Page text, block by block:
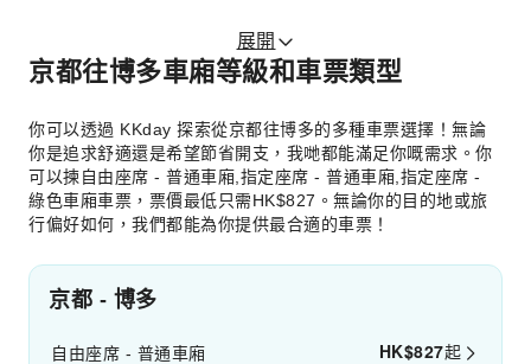
展開
京都往博多車廂等級和車票類型
你可以透過 KKday 探索從京都往博多的多種車票選擇！無論
你是追求舒適還是希望節省開支，我哋都能滿足你嘅需求。你
可以揀自由座席 - 普通車廂,指定座席 - 普通車廂,指定座席 -
綠色車廂車票，票價最低只需HK$827。無論你的目的地或旅
行偏好如何，我們都能為你提供最合適的車票！
京都 - 博多
自由座席 - 普通車廂 HK$827起